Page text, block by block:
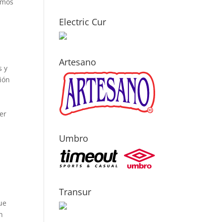
y
Electric Cur
Artesano
Umbro
Transur